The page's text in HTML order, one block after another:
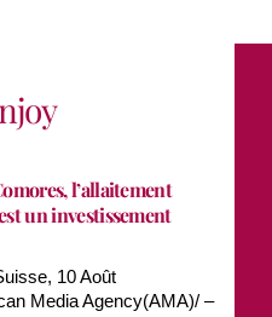
l’allaitement
un investissement
10 Août
Media Agency(AMA)/ –